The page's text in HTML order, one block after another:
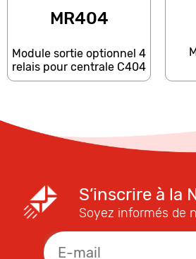
MR404
Module sortie optionnel 4
relais pour centrale C404
S’inscrire à la
Soyez informés de